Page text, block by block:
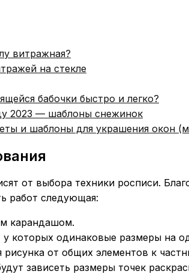
витражная?
на стекле
бабочки быстро и легко?
2023 — шаблоны снежинок
и шаблоны для украшения окон
от выбора техники росписи.
работ следующая:
карандашом.
у которых одинаковые размеры на
от общих элементов к
зависеть размеры точек